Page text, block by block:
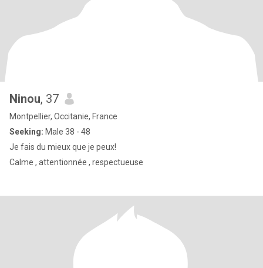
Ninou, 37
Montpellier, Occitanie, France
Seeking: Male 38 - 48
Je fais du mieux que je peux!
Calme , attentionnée , respectueuse